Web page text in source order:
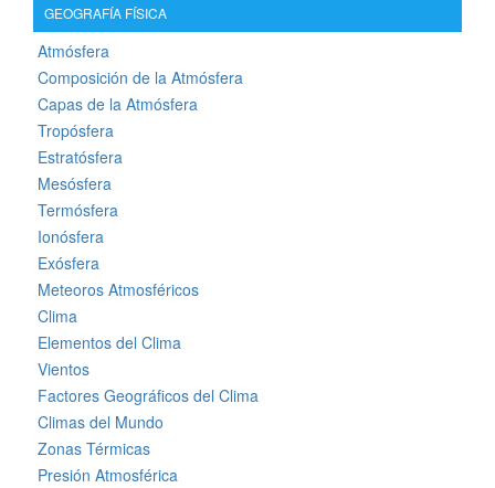
GEOGRAFÍA FÍSICA
Atmósfera
Composición de la Atmósfera
Capas de la Atmósfera
Tropósfera
Estratósfera
Mesósfera
Termósfera
Ionósfera
Exósfera
Meteoros Atmosféricos
Clima
Elementos del Clima
Vientos
Factores Geográficos del Clima
Climas del Mundo
Zonas Térmicas
Presión Atmosférica